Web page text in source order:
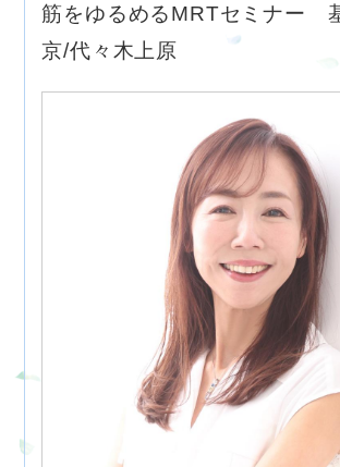
筋をゆるめるMRTセミナー
京/代々木上原